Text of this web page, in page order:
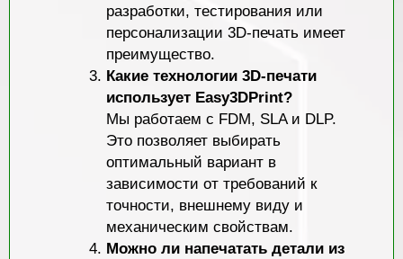
разработки, тестирования или
персонализации 3D-печать имеет
преимущество.
Какие технологии 3D-печати
использует Easy3DPrint?
Мы работаем с FDM, SLA и DLP.
Это позволяет выбирать
оптимальный вариант в
зависимости от требований к
точности, внешнему виду и
механическим свойствам.
Можно ли напечатать детали из